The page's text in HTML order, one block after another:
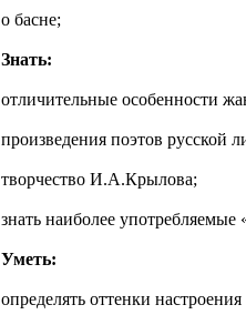
о басне;
Знать:
отличительные особенности
произведения поэтов русской
творчество И.А.Крылова;
знать наиболее
Уметь:
определять оттенки